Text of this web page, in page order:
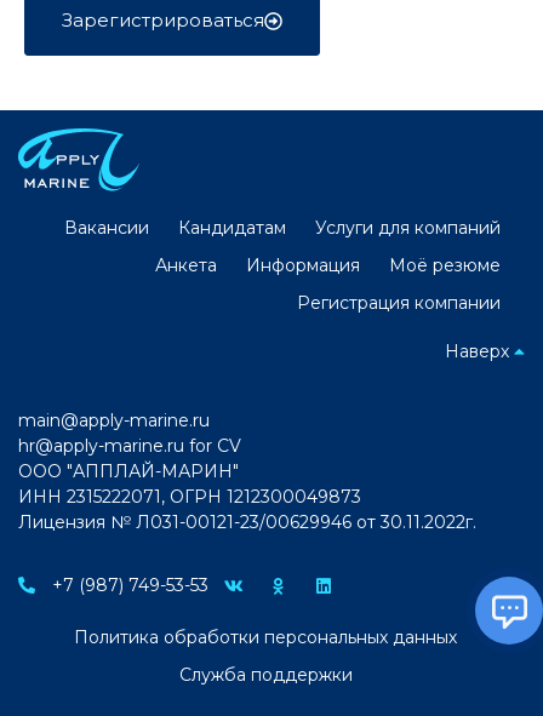
Зарегистрироваться
Вакансии Кандидатам
Услуги для компаний
Анкета
Информация
Моё резюме
Регистрация компании
Наверх
main@apply-marine.ru
hr@apply-marine.ru for CV
ООО "АППЛАЙ-МАРИН"
ИНН 2315222071, ОГРН 1212300049873
Лицензия № Л031-00121-23/00629946 от 30.11.2022г.
+7 (987) 749-53-53
Политика обработки персональных данных
Служба поддержки